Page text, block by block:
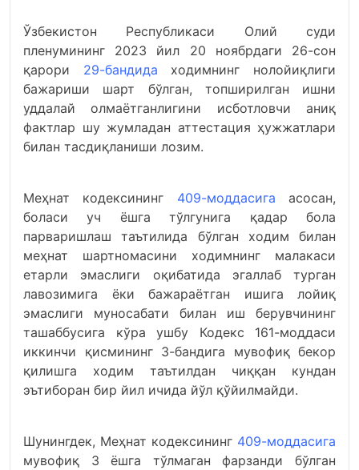
Ўзбекистон Республикаси Олий суди
пленумининг 2023 йил 20 ноябрдаги 26-сон
қарори 29-бандида ходимнинг нолойиқлиги
бажариши шарт бўлган, топширилган ишни
уддалай олмаётганлигини исботловчи аниқ
фактлар шу жумладан аттестация ҳужжатлари
билан тасдиқланиши лозим.
Меҳнат кодексининг 409-моддасига асосан,
боласи уч ёшга тўлгунига қадар бола
парваришлаш таътилида бўлган ходим билан
меҳнат шартномасини ходимнинг малакаси
етарли эмаслиги оқибатида эгаллаб турган
лавозимига ёки бажараётган ишига лойиқ
эмаслиги муносабати билан иш берувчининг
ташаббусига кўра ушбу Кодекс 161-моддаси
иккинчи қисмининг 3-бандига мувофиқ бекор
қилишга ходим таътилдан чиққан кундан
эътиборан бир йил ичида йўл қўйилмайди.
Шунингдек, Меҳнат кодексининг 409-моддасига
мувофиқ 3 ёшга тўлмаган фарзанди бўлган